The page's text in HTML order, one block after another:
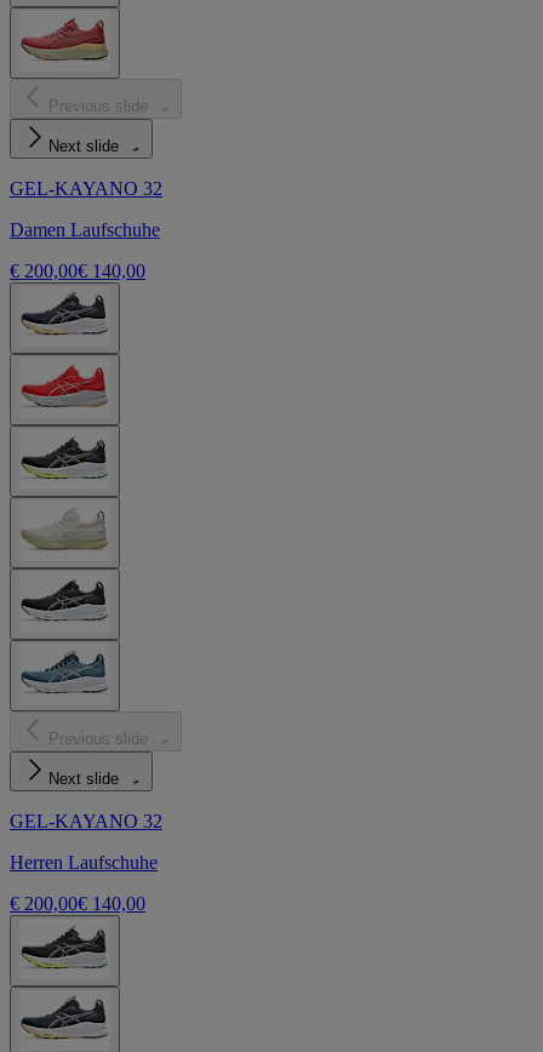
Previous slide
Next slide
GEL-KAYANO 32
Damen Laufschuhe
€ 200,00€ 140,00
Previous slide
Next slide
GEL-KAYANO 32
Herren Laufschuhe
€ 200,00€ 140,00